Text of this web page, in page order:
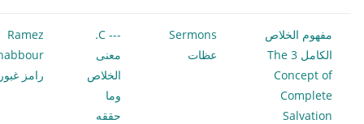
مفهوم الخلاص
الكامل 3 The
Concept of
Complete
Salvation
Sermons
عظات
--- C.
معنى
الخلاص
وما
حققه
Ramez
رامز